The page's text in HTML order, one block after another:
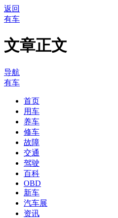
返回
有车
文章正文
导航
有车
首页
用车
养车
修车
故障
交通
驾驶
百科
OBD
新车
汽车展
资讯